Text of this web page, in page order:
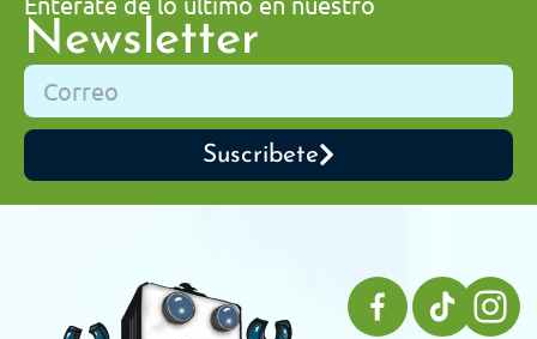
Newsletter
Suscribete